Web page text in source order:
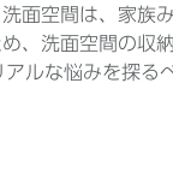
面空間は、家族
、洗面空間の収
ルな悩みを探る